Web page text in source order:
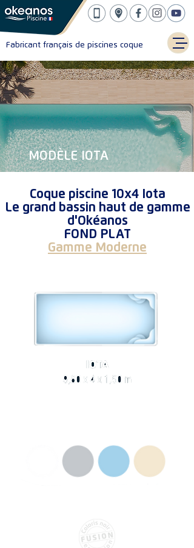
Fabricant français de piscines coque
MODÈLE IOTA
Coque piscine 10x4 Iota
Le grand bassin haut de gamme
d'Okéanos
FOND PLAT
Gamme Moderne